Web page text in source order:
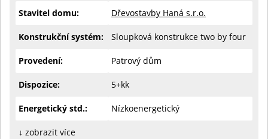
Stavitel domu: Dřevostavby Haná s.r.o.
Konstrukční systém: Sloupková konstrukce two by four
Provedení: Patrový dům
Dispozice: 5+kk
Energetický std.: Nízkoenergetický
↓ zobrazit více